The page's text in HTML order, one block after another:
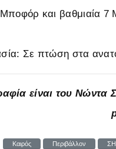
και βαθμιαία 7
Σε πτώση στα
είναι του Νώντα
Καιρός Περιβάλλον